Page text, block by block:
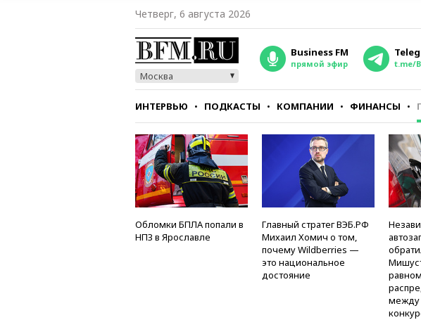
Четверг, 6 августа 2026
Москва
Business FM
прямой эфир t.me/
ИНТЕРВЬЮ ПОДКАСТЫ КОМПАНИИ ФИНАНСЫ
СТИЛЬ ТЕСТЫ
Обломки БПЛА попали в
НПЗ в Ярославле
Главный стратег ВЭБ.РФ
Михаил Хомич о том,
почему Wildberries —
это национальное
достояние
между